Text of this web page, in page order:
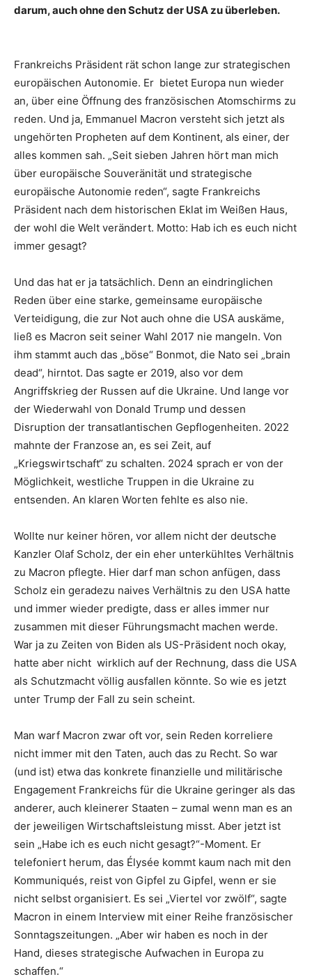
darum, auch ohne den Schutz der USA zu überleben.
Frankreichs Präsident rät schon lange zur strategischen
europäischen Autonomie. Er bietet Europa nun wieder
an, über eine Öffnung des französischen Atomschirms zu
reden. Und ja, Emmanuel Macron versteht sich jetzt als
ungehörten Propheten auf dem Kontinent, als einer, der
alles kommen sah. „Seit sieben Jahren hört man mich
über europäische Souveränität und strategische
europäische Autonomie reden“, sagte Frankreichs
Präsident nach dem historischen Eklat im Weißen Haus,
der wohl die Welt verändert. Motto: Hab ich es euch nicht
immer gesagt?
Und das hat er ja tatsächlich. Denn an eindringlichen
Reden über eine starke, gemeinsame europäische
Verteidigung, die zur Not auch ohne die USA auskäme,
ließ es Macron seit seiner Wahl 2017 nie mangeln. Von
ihm stammt auch das „böse“ Bonmot, die Nato sei „brain
dead“, hirntot. Das sagte er 2019, also vor dem
Angriffskrieg der Russen auf die Ukraine. Und lange vor
der Wiederwahl von Donald Trump und dessen
Disruption der transatlantischen Gepflogenheiten. 2022
mahnte der Franzose an, es sei Zeit, auf
„Kriegswirtschaft“ zu schalten. 2024 sprach er von der
Möglichkeit, westliche Truppen in die Ukraine zu
entsenden. An klaren Worten fehlte es also nie.
Wollte nur keiner hören, vor allem nicht der deutsche
Kanzler Olaf Scholz, der ein eher unterkühltes Verhältnis
zu Macron pflegte. Hier darf man schon anfügen, dass
Scholz ein geradezu naives Verhältnis zu den USA hatte
und immer wieder predigte, dass er alles immer nur
zusammen mit dieser Führungsmacht machen werde.
War ja zu Zeiten von Biden als US-Präsident noch okay,
hatte aber nicht wirklich auf der Rechnung, dass die USA
als Schutzmacht völlig ausfallen könnte. So wie es jetzt
unter Trump der Fall zu sein scheint.
Man warf Macron zwar oft vor, sein Reden korreliere
nicht immer mit den Taten, auch das zu Recht. So war
(und ist) etwa das konkrete finanzielle und militärische
Engagement Frankreichs für die Ukraine geringer als das
anderer, auch kleinerer Staaten – zumal wenn man es an
der jeweiligen Wirtschaftsleistung misst. Aber jetzt ist
sein „Habe ich es euch nicht gesagt?“-Moment. Er
telefoniert herum, das Élysée kommt kaum nach mit den
Kommuniqués, reist von Gipfel zu Gipfel, wenn er sie
nicht selbst organisiert. Es sei „Viertel vor zwölf“, sagte
Macron in einem Interview mit einer Reihe französischer
Sonntagszeitungen. „Aber wir haben es noch in der
Hand, dieses strategische Aufwachen in Europa zu
schaffen.“